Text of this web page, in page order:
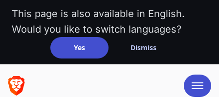
This page is also available in English.
Would you like to switch languages?
Yes Dismiss